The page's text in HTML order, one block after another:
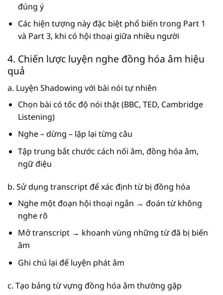
đúng ý
Các hiện tượng này đặc biệt phổ biến trong Part 1
và Part 3, khi có hội thoại giữa nhiều người
4. Chiến lược luyện nghe đồng hóa âm hiệu
quả
a. Luyện Shadowing với bài nói tự nhiên
Chọn bài có tốc độ nói thật (BBC, TED, Cambridge
Listening)
Nghe – dừng – lặp lại từng câu
Tập trung bắt chước cách nối âm, đồng hóa âm,
ngữ điệu
b. Sử dụng transcript để xác định từ bị đồng hóa
Nghe một đoạn hội thoại ngắn → đoán từ không
nghe rõ
Mở transcript → khoanh vùng những từ đã bị biến
âm
Ghi chú lại để luyện phát âm
c. Tạo bảng từ vựng đồng hóa âm thường gặp